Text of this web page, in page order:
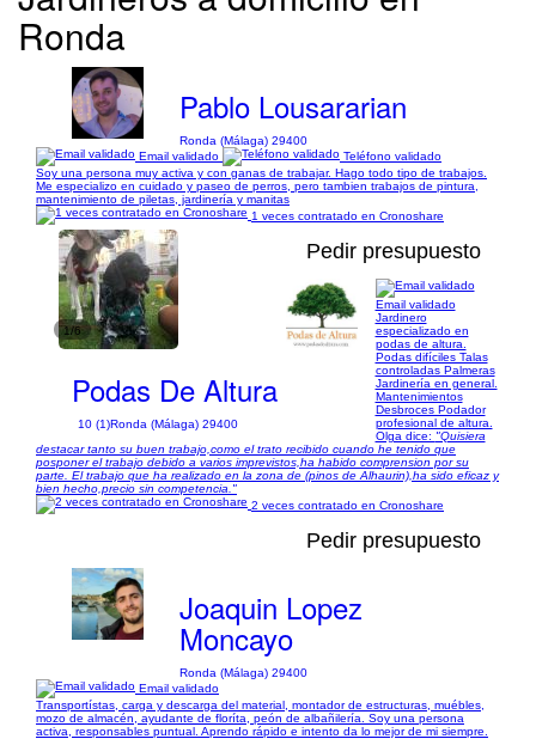
Ronda
Pablo Lousararian
Ronda (Málaga) 29400
Email validado
Teléfono validado
Soy una persona muy activa y con ganas de trabajar. Hago todo tipo de trabajos.
Me especializo en cuidado y paseo de perros, pero tambien trabajos de pintura,
mantenimiento de piletas, jardinería y manitas
1 veces contratado en Cronoshare
1/6
Pedir presupuesto
Podas De Altura
10 (1)Ronda (Málaga) 29400
Email validado
Jardinero
especializado en
podas de altura.
Podas difíciles Talas
controladas Palmeras
Jardinería en general.
Mantenimientos
Desbroces Podador
profesional de altura.
Olga dice: "Quisiera
destacar tanto su buen trabajo,como el trato recibido cuando he tenido que
posponer el trabajo debido a varios imprevistos,ha habido comprension por su
parte. El trabajo que ha realizado en la zona de (pinos de Alhaurin),ha sido eficaz y
bien hecho,precio sin competencia."
2 veces contratado en Cronoshare
Pedir presupuesto
Joaquin Lopez
Moncayo
Ronda (Málaga) 29400
Email validado
Transportístas, carga y descarga del material, montador de estructuras, muébles,
mozo de almacén, ayudante de floríta, peón de albañilería. Soy una persona
activa, responsables puntual. Aprendo rápido e intento da lo mejor de mi siempre.